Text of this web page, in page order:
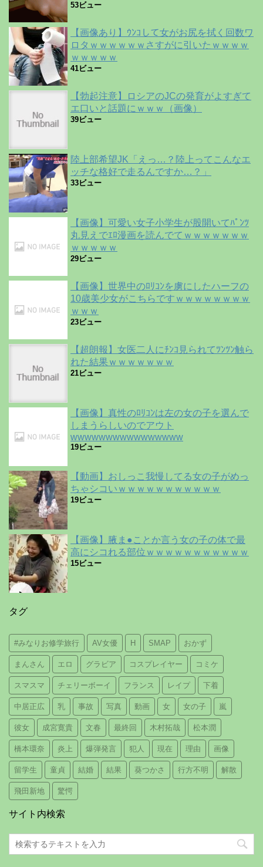
53ビュー
【画像あり】ｳﾝｺして女がお尻を拭く回数ワ
ロタｗｗｗｗｗｗさすがに引いたｗｗｗｗ
ｗｗｗｗｗ
41ビュー
【勃起注意】ロシアのJCの発育がよすぎて
エ口いと話題にｗｗｗ（画像）
39ビュー
陸上部希望JK「えっ…？陸上ってこんなエ
ッチな格好で走るんですか…？」
33ビュー
【画像】可愛い女子小学生が股開いてﾊﾟﾝﾂ
丸見えでｴﾛ漫画を読んでてｗｗｗｗｗｗｗ
ｗｗｗｗｗ
29ビュー
【画像】世界中のﾛﾘｺﾝを虜にしたハーフの
10歳美少女がこちらですｗｗｗｗｗｗｗｗ
ｗｗｗ
23ビュー
【超朗報】女医二人にﾁﾝｺ見られてﾂﾝﾂﾝ触ら
れた結果ｗｗｗｗｗｗｗ
21ビュー
【画像】真性のﾛﾘｺﾝは左の女の子を選んで
しまうらしいのでアウト
wwwwwwwwwwwwwwww
19ビュー
【動画】おしっこ我慢してる女の子がめっ
ちゃシコいｗｗｗｗｗｗｗｗｗｗｗ
19ビュー
【画像】腋ま●ことか言う女の子の体で最
高にシコれる部位ｗｗｗｗｗｗｗｗｗｗｗ
15ビュー
タグ
#みなりお修学旅行 AV女優 H SMAP おかず
まんさん エロ グラビア コスプレイヤー コミケ
スマスマ チェリーボーイ フランス レイプ 下着
中居正広 乳 事故 写真 動画 女 女の子 嵐
彼女 成宮寛貴 文春 最終回 木村拓哉 松本潤
橋本環奈 炎上 爆弾発言 犯人 現在 理由 画像
留学生 童貞 結婚 結果 葵つかさ 行方不明 解散
飛田新地 驚愕
サイト内検索